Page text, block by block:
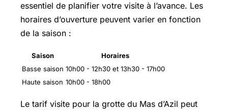
essentiel de planifier votre visite à l’avance. Les
horaires d’ouverture peuvent varier en fonction
de la saison :
Saison
Horaires
Basse saison 10h00 - 12h30 et 13h30 - 17h00
Haute saison 10h00 - 18h00
Le tarif visite pour la grotte du Mas d’Azil peut